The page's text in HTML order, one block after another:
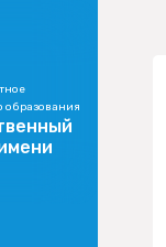
образования